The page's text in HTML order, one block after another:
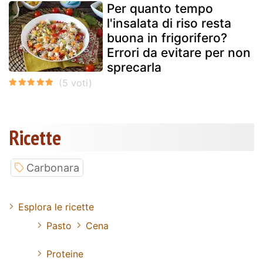
Per quanto tempo
l'insalata di riso resta
buona in frigorifero?
Errori da evitare per non
sprecarla
Ricette
Carbonara
Esplora le ricette
Pasto
Cena
Proteine